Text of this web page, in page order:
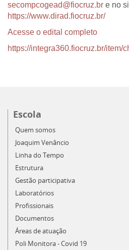
secompcogead@fiocruz.br e no
https://www.dirad.fiocruz.br/
Acesse o edital completo
https://integra360.fiocruz.br/item/
Escola
Quem somos
Joaquim Venâncio
Linha do Tempo
Estrutura
Gestão participativa
Laboratórios
Profissionais
Documentos
Áreas de atuação
Poli Monitora - Covid 19